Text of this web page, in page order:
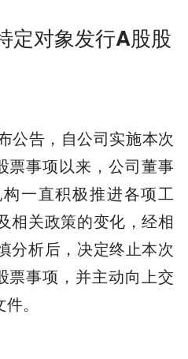
定对象发行A股股
公告，自公司实施本次
票事项以来，公司董事
一直积极推进各项工
相关政策的变化，经相
分析后，决定终止本次
票事项，并主动向上交
。